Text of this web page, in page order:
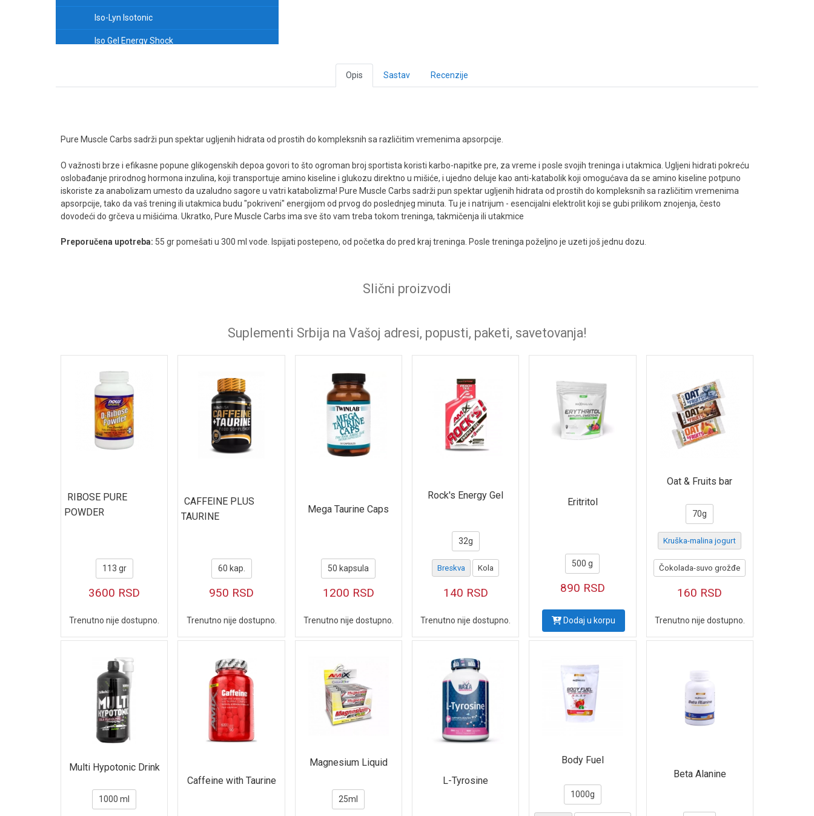
Iso-Lyn Isotonic
Iso Gel Energy Shock
Caffeine with Taurine
Beta Alanine
CAFFEINE PLUS TAURINE
Oat & Fruits bar
Oprema za vežbanje
Opis Sastav Recenzije
Pure Muscle Carbs sadrži pun spektar ugljenih hidrata od prostih do kompleksnih sa različitim vremenima apsorpcije.
O važnosti brze i efikasne popune glikogenskih depoa govori to što ogroman broj sportista koristi karbo-napitke pre, za vreme i posle svojih treninga i utakmica. Ugljeni hidrati pokreću
oslobađanje prirodnog hormona inzulina, koji transportuje amino kiseline i glukozu direktno u mišiće, i ujedno deluje kao anti-katabolik koji omogućava da se amino kiseline potpuno
iskoriste za anabolizam umesto da uzaludno sagore u vatri katabolizma! Pure Muscle Carbs sadrži pun spektar ugljenih hidrata od prostih do kompleksnih sa različitim vremenima
apsorpcije, tako da vaš trening ili utakmica budu "pokriveni" energijom od prvog do poslednjeg minuta. Tu je i natrijum - esencijalni elektrolit koji se gubi prilikom znojenja, često
dovodeći do grčeva u mišićima. Ukratko, Pure Muscle Carbs ima sve što vam treba tokom treninga, takmičenja ili utakmice
Preporučena upotreba: 55 gr pomešati u 300 ml vode. Ispijati postepeno, od početka do pred kraj treninga. Posle treninga poželjno je uzeti još jednu dozu.
Slični proizvodi
Suplementi Srbija na Vašoj adresi, popusti, paketi, savetovanja!
RIBOSE PURE
POWDER
113 gr
3600 RSD
Trenutno nije dostupno.
CAFFEINE PLUS
TAURINE
60 kap.
950 RSD
Trenutno nije dostupno.
Mega Taurine Caps
50 kapsula
1200 RSD
Trenutno nije dostupno.
Rock's Energy Gel
32g
Breskva Kola
140 RSD
Trenutno nije dostupno.
Eritritol
500 g
890 RSD
Dodaj u korpu
Oat & Fruits bar
70g
Kruška-malina jogurt
Čokolada-suvo grožđe
160 RSD
Trenutno nije dostupno.
Multi Hypotonic Drink
1000 ml
Caffeine with Taurine
Magnesium Liquid
25ml
L-Tyrosine
Body Fuel
1000g
Beta Alanine